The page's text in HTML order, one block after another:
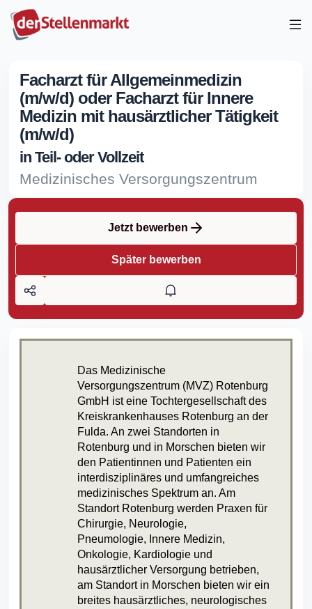
Facharzt für Allgemeinmedizin
(m/w/d) oder Facharzt für Innere
Medizin mit hausärztlicher Tätigkeit
(m/w/d)
in Teil- oder Vollzeit
Medizinisches Versorgungszentrum
Jetzt bewerben
Später bewerben
Das Medizinische
Versorgungszentrum (MVZ) Rotenburg
GmbH ist eine Tochtergesellschaft des
Kreiskrankenhauses Rotenburg an der
Fulda. An zwei Standorten in
Rotenburg und in Morschen bieten wir
den Patientinnen und Patienten ein
interdisziplinäres und umfangreiches
medizinisches Spektrum an. Am
Standort Rotenburg werden Praxen für
Chirurgie, Neurologie,
Pneumologie, Innere Medizin,
Onkologie, Kardiologie und
hausärztlicher Versorgung betrieben,
am Standort in Morschen bieten wir ein
breites hausärztliches, neurologisches